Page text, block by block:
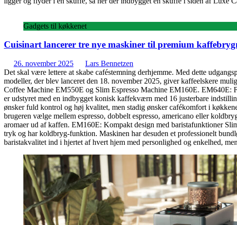
Gadgets til køkkenet
Cuisinart lancerer tre nye maskiner til premium
26. november 2025
Lars Bennetzen
Det skal være lettere at skabe caféstemning derhjemme. Med dette
modeller, der blev lanceret den 18. november 2025, giver kaffeelskere
Coffee Machine EM550E og Slim Espresso Machine EM160E.
er udstyret med en indbygget konisk kaffekværn med 16 justerbare
ønsker fuld kontrol og høj kvalitet, men stadig ønsker cafékomfort i
brugeren vælge mellem espresso, dobbelt espresso, americano eller
aromaer ud af kaffen. EM160E: Kompakt design med baristafunktioner
tryk og har koldbryg-funktion. Maskinen har desuden et professionelt
baristakvalitet ind i hjertet af hvert hjem med personlighed og enkelhed,